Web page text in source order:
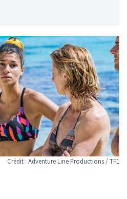
Crédit : Adventure Line Productions / TF1